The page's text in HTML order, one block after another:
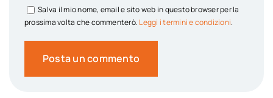
Salva il mio nome, email e sito web in questo browser per la
prossima volta che commenterò. Leggi i termini e condizioni.